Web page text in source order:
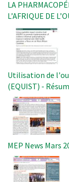
LA
L’AFRIQUE DE
Image
Utilisation de
(EQUIST) -
Image
MEP News Mars
Image